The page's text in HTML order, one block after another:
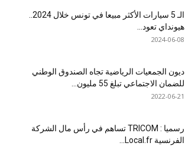
هيونداي تعود...
2024-06-08
ديون الجمعيات الرياضية تجاه الصندوق الوطني
للضمان الاجتماعي تبلغ 55 مليون...
2022-06-21
رسميا : TRICOM تساهم في رأس مال الشركة
الفرنسية Local.fr...